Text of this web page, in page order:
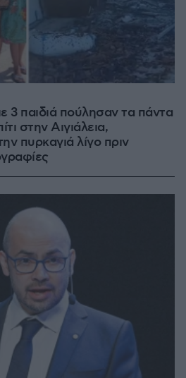
3 παιδιά πούλησαν τα πάντα
στην Αιγιάλεια,
πυρκαγιά λίγο πριν